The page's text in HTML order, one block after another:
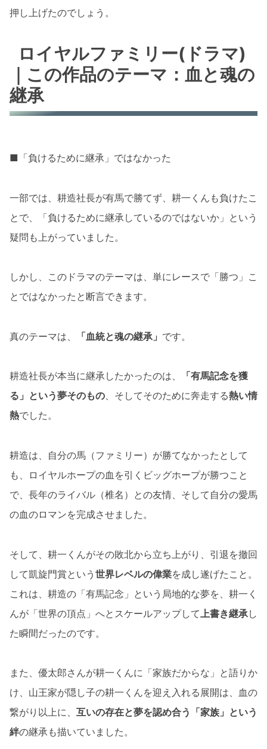
押し上げたのでしょう。
ロイヤルファミリー(ドラマ)
｜この作品のテーマ：血と魂の
継承
■「負けるために継承」ではなかった
一部では、耕造社長が有馬で勝てず、耕一くんも負けたこ
とで、「負けるために継承しているのではないか」という
疑問も上がっていました。
しかし、このドラマのテーマは、単にレースで「勝つ」こ
とではなかったと断言できます。
真のテーマは、 「血統と魂の継承」 です。
耕造社長が本当に継承したかったのは、
「有馬記念を獲
る」という夢そのもの、そしてそのために奔走する熱い情
熱でした。
耕造は、自分の馬（ファミリー）が勝てなかったとして
も、ロイヤルホープの血を引くビッグホープが勝つこと
で、長年のライバル（椎名）との友情、そして自分の愛馬
の血のロマンを完成させました。
そして、耕一くんがその敗北から立ち上がり、引退を撤回
して凱旋門賞という 世界レベルの偉業を成し遂げたこと。
これは、耕造の「有馬記念」という局地的な夢を、耕一く
んが「世界の頂点」へとスケールアップして 上書き継承し
た瞬間だったのです。
また、優太郎さんが耕一くんに「家族だからな」と語りか
け、山王家が隠し子の耕一くんを迎え入れる展開は、血の
繋がり以上に、 互いの存在と夢を認め合う「家族」という
絆の継承も描いていました。